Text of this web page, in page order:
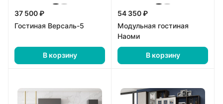
37 500 ₽
Гостиная Версаль-5
В корзину
54 350 ₽
Модульная гостиная
Наоми
В корзину